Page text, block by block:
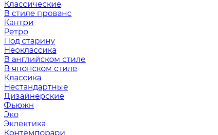
Классические
В стиле прованс
Кантри
Ретро
Под старину
Неоклассика
В английском стиле
В японском стиле
Классика
Нестандартные
Дизайнерские
Фьюжн
Эко
Эклектика
Контемпорари